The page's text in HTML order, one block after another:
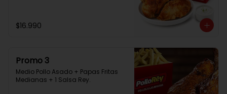
$16.990
Promo 3
Medio Pollo Asado + Papas Fritas
Medianas + 1 Salsa Rey.